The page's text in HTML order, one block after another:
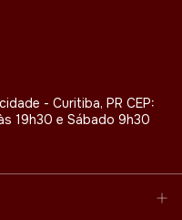
- Curitiba, PR CEP:
19h30 e Sábado 9h30